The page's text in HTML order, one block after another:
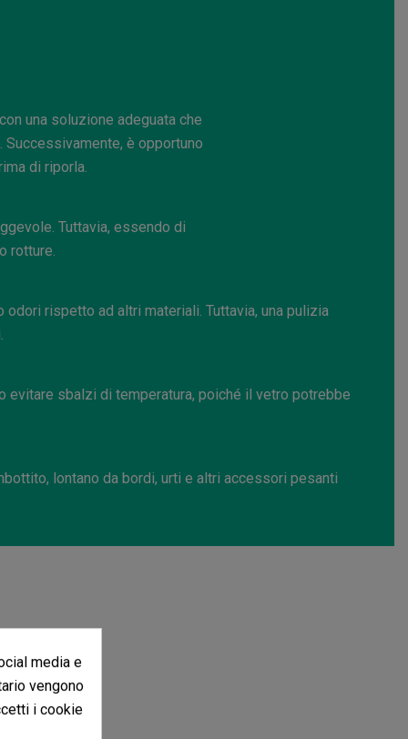
una soluzione adeguata che
è opportuno
di riporla.
Tuttavia, essendo di
rotture.
odori rispetto ad altri materiali. Tuttavia, una pulizia
evitare sbalzi di temperatura, poiché il vetro potrebbe
lontano da bordi, urti e altri accessori pesanti
media e
vengono
i cookie